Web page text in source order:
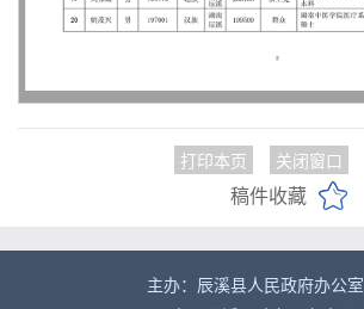
打印本页 关闭窗口
稿件收藏
主办：辰溪县人民政府办公室